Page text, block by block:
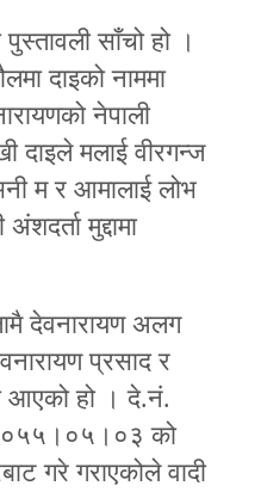
साँचो हो ।
दाइको नाममा
नेपाली
दाइले मलाई वीरगन्ज
म र आमालाई लोभ
मुद्दामा
देवनारायण अलग
प्रसाद र
आएको हो । दे.नं.
२०५५।०५।०३ को
गरे गराएकोले वादी